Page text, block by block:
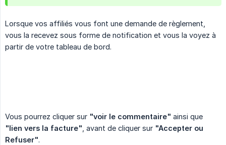
Lorsque vos affiliés vous font une demande de règlement,
vous la recevez sous forme de notification et vous la voyez à
partir de votre tableau de bord.
Vous pourrez cliquer sur "voir le commentaire" ainsi que
"lien vers la facture" , avant de cliquer sur "Accepter ou
Refuser".